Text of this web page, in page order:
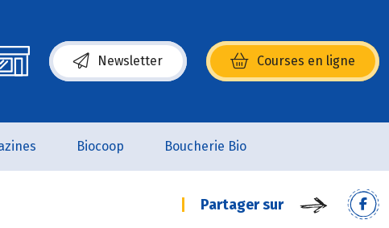
Newsletter Courses en ligne
(s’ouvre dans une nouvelle fenêtre)
Biocoop Boucherie Bio
Partager sur